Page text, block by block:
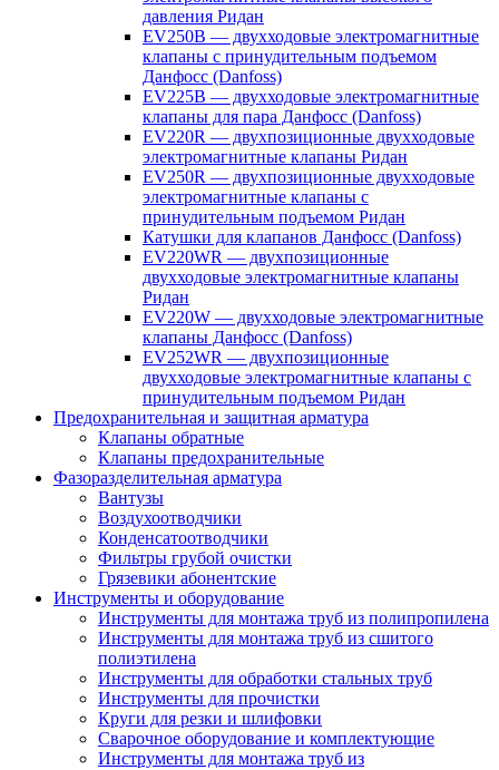
давления Ридан
EV250B — двухходовые электромагнитные
клапаны с принудительным подъемом
Данфосс (Danfoss)
EV225B — двухходовые электромагнитные
клапаны для пара Данфосс (Danfoss)
EV220R — двухпозиционные двухходовые
электромагнитные клапаны Ридан
EV250R — двухпозиционные двухходовые
электромагнитные клапаны с
принудительным подъемом Ридан
Катушки для клапанов Данфосс (Danfoss)
EV220WR — двухпозиционные
двухходовые электромагнитные клапаны
Ридан
EV220W — двухходовые электромагнитные
клапаны Данфосс (Danfoss)
EV252WR — двухпозиционные
двухходовые электромагнитные клапаны с
принудительным подъемом Ридан
Предохранительная и защитная арматура
Клапаны обратные
Клапаны предохранительные
Фазоразделительная арматура
Вантузы
Воздухоотводчики
Конденсатоотводчики
Фильтры грубой очистки
Грязевики абонентские
Инструменты и оборудование
Инструменты для монтажа труб из полипропилена
Инструменты для монтажа труб из сшитого
полиэтилена
Инструменты для обработки стальных труб
Инструменты для прочистки
Круги для резки и шлифовки
Сварочное оборудование и комплектующие
Инструменты для монтажа труб из